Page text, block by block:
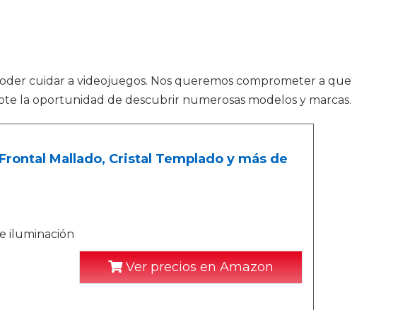
cuidar a videojuegos. Nos queremos comprometer a que
la oportunidad de descubrir numerosas modelos y marcas.
Mallado, Cristal Templado y más de
iluminación
Ver precios en Amazon